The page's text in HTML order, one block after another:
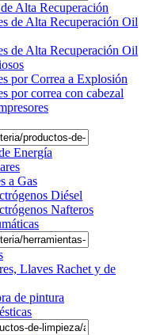
Alta Recuperación
de Alta Recuperación Oil
de Alta Recuperación Oil
por Correa a Explosión
por correa con cabezal
Energía
a Gas
Diésel
Nafteros
Llaves Rachet y de
de pintura